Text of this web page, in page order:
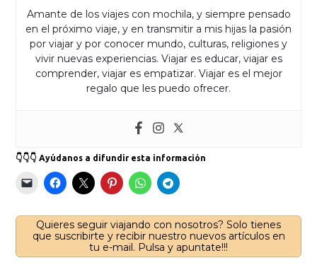
Amante de los viajes con mochila, y siempre pensado
en el próximo viaje, y en transmitir a mis hijas la pasión
por viajar y por conocer mundo, culturas, religiones y
vivir nuevas experiencias. Viajar es educar, viajar es
comprender, viajar es empatizar. Viajar es el mejor
regalo que les puedo ofrecer.
👇👇👇 Ayúdanos a difundir esta información
Quieres seguir viajando con nosotros? Solo tienes
que suscribirte y recibir nuestro nuevos artículos en
tu e-mail. Pulsa y apuntate!!!